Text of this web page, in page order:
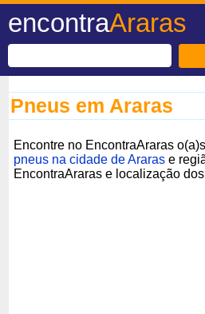
encontraAraras
Pneus em Araras
Encontre no EncontraAraras
pneus na cidade de Araras e
EncontraAraras e localização